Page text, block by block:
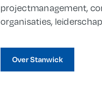
projectmanagement,
organisaties,
Over Stanwick